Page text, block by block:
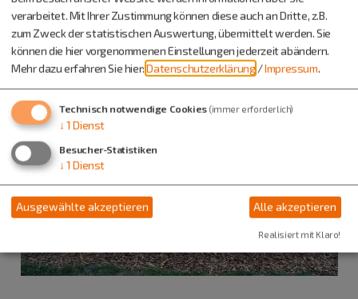
verarbeitet. Mit Ihrer Zustimmung können diese auch an Dritte, z.B.
zum Zweck der statistischen Auswertung, übermittelt werden. Sie
können die hier vorgenommenen Einstellungen jederzeit abändern.
Mehr dazu erfahren Sie hier:Datenschutzerklärung /Impressum.
Technisch notwendige Cookies (immer erforderlich)
↓ 1 Dienst
Besucher-Statistiken
↓ 1 Dienst
Ausgewählte akzeptieren Alle akzeptieren
Realisiert mit Klaro!